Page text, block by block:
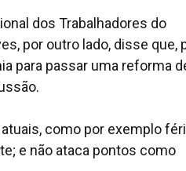
dos Trabalhadores do
por outro lado, disse que,
para passar uma reforma
como por exemplo
e não ataca pontos como